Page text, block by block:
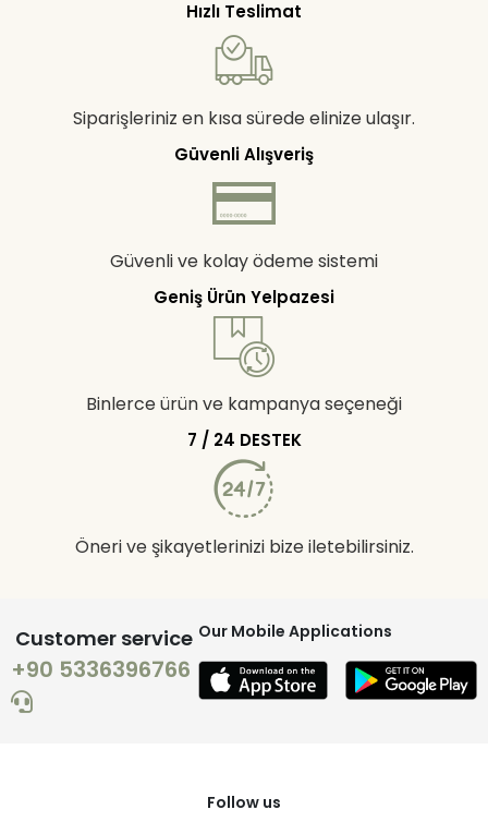
Hızlı Teslimat
Siparişleriniz en kısa sürede elinize ulaşır.
Güvenli Alışveriş
Güvenli ve kolay ödeme sistemi
Geniş Ürün Yelpazesi
Binlerce ürün ve kampanya seçeneği
7 / 24 DESTEK
Öneri ve şikayetlerinizi bize iletebilirsiniz.
Customer service
+90 5336396766
Our Mobile Applications
Follow us